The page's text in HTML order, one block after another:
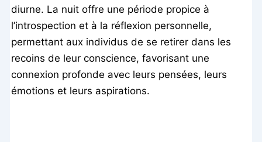
diurne. La nuit offre une période propice à
l’introspection et à la réflexion personnelle,
permettant aux individus de se retirer dans les
recoins de leur conscience, favorisant une
connexion profonde avec leurs pensées, leurs
émotions et leurs aspirations.